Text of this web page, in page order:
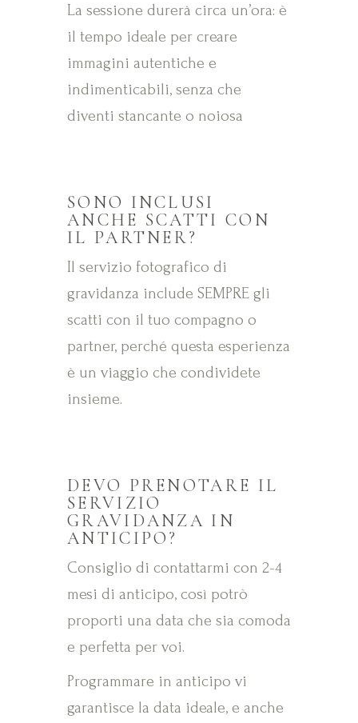
La sessione durerà circa un’ora: è
il tempo ideale per creare
immagini autentiche e
indimenticabili, senza che
diventi stancante o noiosa
SONO INCLUSI
ANCHE SCATTI CON
IL PARTNER?
Il servizio fotografico di
gravidanza include SEMPRE gli
scatti con il tuo compagno o
partner, perché questa esperienza
è un viaggio che condividete
insieme.
DEVO PRENOTARE IL
SERVIZIO
GRAVIDANZA IN
ANTICIPO?
Consiglio di contattarmi con 2-4
mesi di anticipo, così potrò
proporti una data che sia comoda
e perfetta per voi.
Programmare in anticipo vi
garantisce la data ideale, e anche